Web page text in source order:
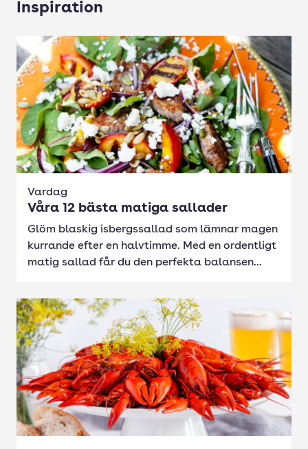
Inspiration
Vardag
Våra 12 bästa matiga sallader
Glöm blaskig isbergssallad som lämnar magen
kurrande efter en halvtimme. Med en ordentligt
matig sallad får du den perfekta balansen...